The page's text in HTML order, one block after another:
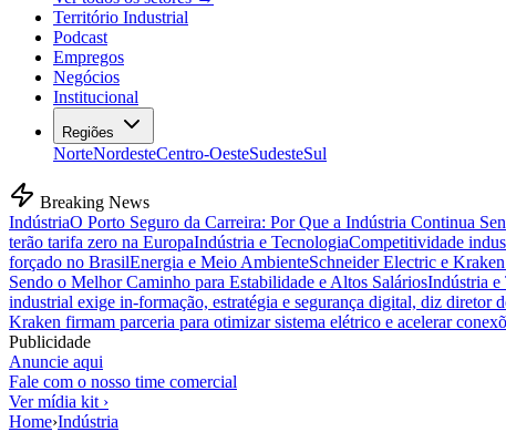
Território Industrial
Podcast
Empregos
Negócios
Institucional
Regiões
NorteNordesteCentro-OesteSudesteSul
Breaking News
IndústriaO Porto Seguro da Carreira: Por Que a Indústria Continua
terão tarifa zero na EuropaIndústria e TecnologiaCompetitividade
forçado no BrasilEnergia e Meio AmbienteSchneider Electric e
Sendo o Melhor Caminho para Estabilidade e Altos SaláriosIndústria e
industrial exige in-formação, estratégia e segurança digital, diz diretor
Kraken firmam parceria para otimizar sistema elétrico e acelerar
Publicidade
Anuncie aqui
Fale com o nosso time comercial
Ver mídia kit ›
Home›Indústria